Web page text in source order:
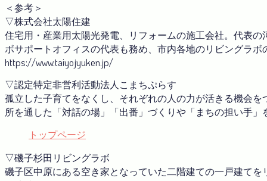
＜参考＞
▽株式会社太陽住建
住宅用・産業用太陽光発電、リフォームの施工会社。代表
ボサポートオフィスの代表も務め、市内各地のリビングラ
https://www.taiyojyuken.jp/
▽認定特定非営利活動法人こまちぷらす
孤立した子育てをなくし、それぞれの人の力が活きる機会
所を通した「対話の場」「出番」づくりや「まちの担い手
トップページ
▽磯子杉田リビングラボ
磯子区中原にある空き家となっていた二階建ての一戸建て